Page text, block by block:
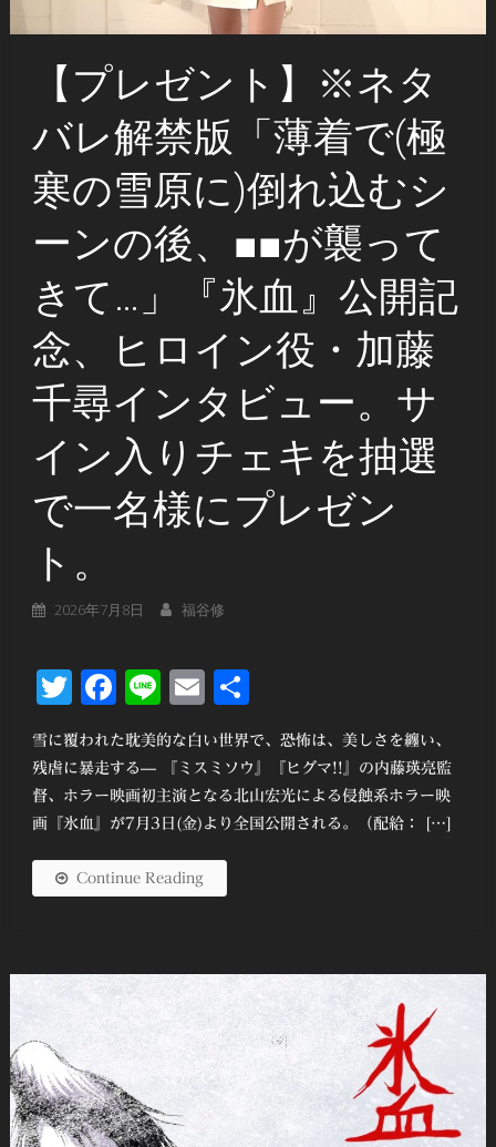
【プレゼント】※ネタ
バレ解禁版「薄着で(極
寒の雪原に)倒れ込むシ
ーンの後、■■が襲って
きて…」『氷血』公開記
念、ヒロイン役・加藤
千尋インタビュー。サ
イン入りチェキを抽選
で一名様にプレゼン
ト。
2026年7月8日 福谷修
Twitter
Facebook
LineEmail
雪に覆われた耽美的な白い世界で、恐怖は、美しさを纏い、
残虐に暴走する— 『ミスミソウ』『ヒグマ!!』の内藤瑛亮監
督、ホラー映画初主演となる北山宏光による侵蝕系ホラー映
画『氷血』が7月3日(金)より全国公開される。（配給： […]
Continue Reading